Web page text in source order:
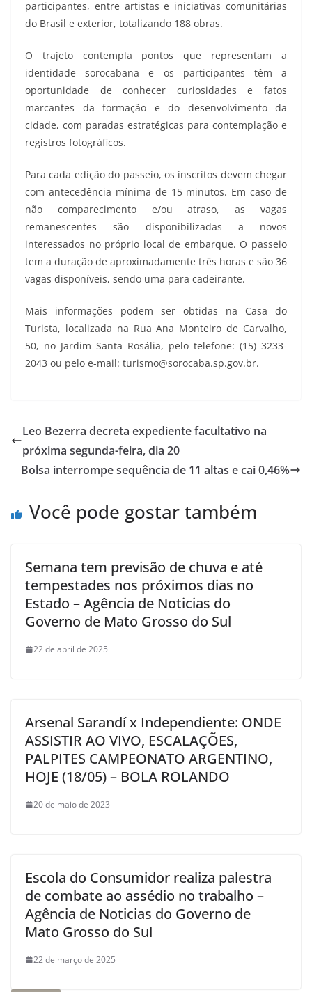
participantes, entre artistas e iniciativas comunitárias
do Brasil e exterior, totalizando 188 obras.
O trajeto contempla pontos que representam a
identidade sorocabana e os participantes têm a
oportunidade de conhecer curiosidades e fatos
marcantes da formação e do desenvolvimento da
cidade, com paradas estratégicas para contemplação e
registros fotográficos.
Para cada edição do passeio, os inscritos devem chegar
com antecedência mínima de 15 minutos. Em caso de
não comparecimento e/ou atraso, as vagas
remanescentes são disponibilizadas a novos
interessados no próprio local de embarque. O passeio
tem a duração de aproximadamente três horas e são 36
vagas disponíveis, sendo uma para cadeirante.
Mais informações podem ser obtidas na Casa do
Turista, localizada na Rua Ana Monteiro de Carvalho,
50, no Jardim Santa Rosália, pelo telefone: (15) 3233-
2043 ou pelo e-mail: turismo@sorocaba.sp.gov.br.
Leo Bezerra decreta expediente facultativo na
próxima segunda-feira, dia 20
Bolsa interrompe sequência de 11 altas e cai 0,46%
Você pode gostar também
Semana tem previsão de chuva e até
tempestades nos próximos dias no
Estado – Agência de Noticias do
Governo de Mato Grosso do Sul
22 de abril de 2025
Arsenal Sarandí x Independiente: ONDE
ASSISTIR AO VIVO, ESCALAÇÕES,
PALPITES CAMPEONATO ARGENTINO,
HOJE (18/05) – BOLA ROLANDO
20 de maio de 2023
Escola do Consumidor realiza palestra
de combate ao assédio no trabalho –
Agência de Noticias do Governo de
Mato Grosso do Sul
22 de março de 2025